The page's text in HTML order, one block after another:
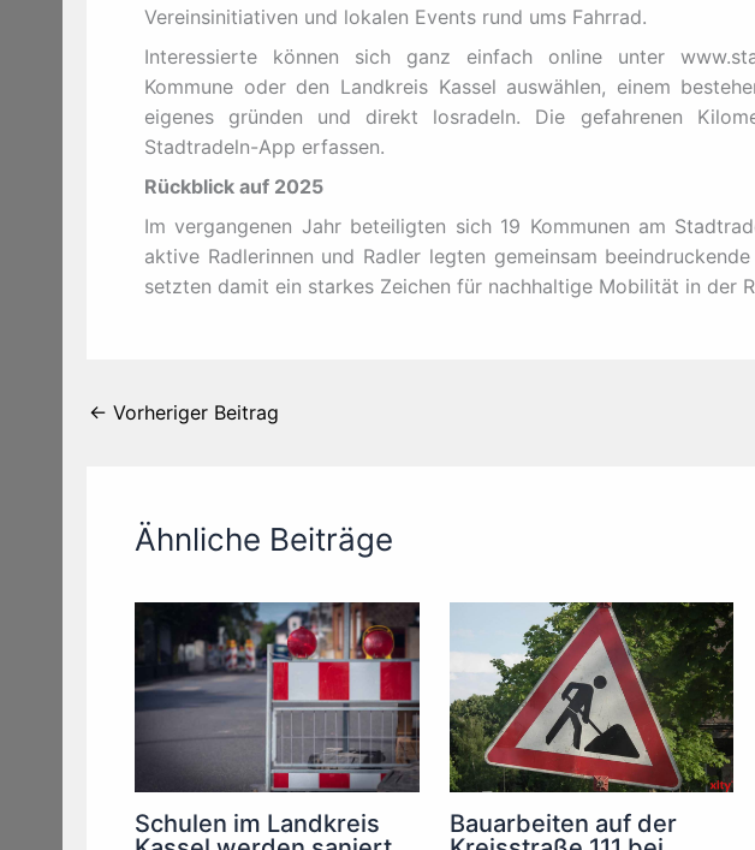
Vereinsinitiativen und lokalen Events rund ums Fahrrad.
Interessierte können sich ganz einfach online unter
Kommune oder den Landkreis Kassel auswählen, einem
eigenes gründen und direkt losradeln. Die gefahrenen
Stadtradeln-App erfassen.
Rückblick auf 2025
Im vergangenen Jahr beteiligten sich 19 Kommunen am
aktive Radlerinnen und Radler legten gemeinsam
setzten damit ein starkes Zeichen für nachhaltige Mobilität in der
← Vorheriger Beitrag
Ähnliche Beiträge
Schulen im Landkreis
Bauarbeiten auf der